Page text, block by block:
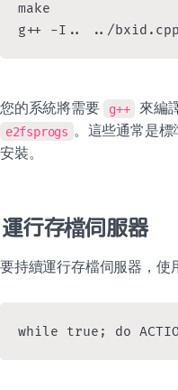
make
g++ -I.. ../
您的系統將需要 g++ 來編
e2fsprogs 。這些通常是
安裝。
運行存檔伺服器
要持續運行存檔伺服器，使
while true; do